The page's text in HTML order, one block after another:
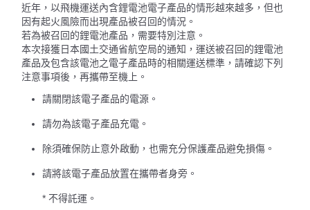
近年，以飛機運送內含鋰電池電子產品的情形越來越多，但也
因有起火風險而出現產品被召回的情況。
若為被召回的鋰電池產品，需要特別注意。
本次接獲日本國土交通省航空局的通知，運送被召回的鋰電池
產品及包含該電池之電子產品時的相關運送標準，請確認下列
注意事項後，再攜帶至機上。
請關閉該電子產品的電源。
請勿為該電子產品充電。
除須確保防止意外啟動，也需充分保護產品避免損傷。
請將該電子產品放置在攜帶者身旁。
* 不得託運。